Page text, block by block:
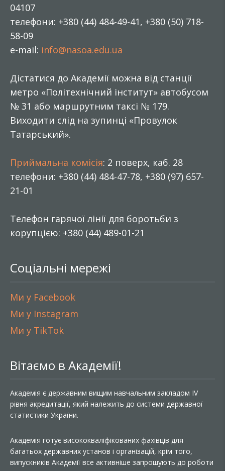
04107
телефони: +380 (44) 484-49-41, +380 (50) 718-
58-09
e-mail: info@nasoa.edu.ua
Дістатися до Академії можна від станції
метро «Політехнічний інститут» автобусом
№ 31 або маршрутним таксі № 179.
Виходити слід на зупинці «Провулок
Татарський».
Приймальна комісія: 2 поверх, каб. 28
телефони: +380 (44) 484-47-78, +380 (97) 657-
21-01
Телефон гарячої лінії для боротьби з
корупцією: +380 (44) 489-01-21
Соціальні мережі
Ми у Facebook
Ми у Instagram
Ми у TikTok
Вітаємо в Академії!
Академія є державним вищим навчальним закладом IV
рівня акредитації, який належить до системи державної
статистики України.
Академія готує висококваліфікованих фахівців для
багатьох державних установ і організацій, крім того,
випускників Академії все активніше запрошують до роботи